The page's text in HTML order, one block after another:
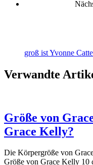
groß ist Yvonne
Verwandte
Größe von
Grace Kelly?
Die Körpergröße von
Größe von Grace Kelly 10